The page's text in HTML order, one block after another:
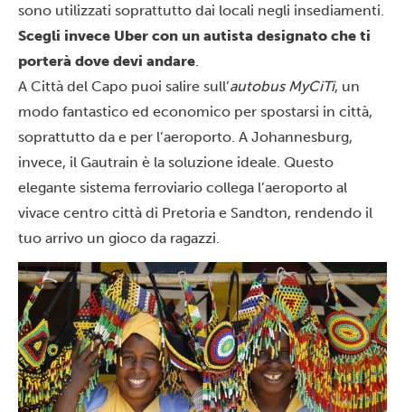
sono utilizzati soprattutto dai locali negli insediamenti.
Scegli invece Uber con un autista designato che ti
porterà dove devi andare.
A Città del Capo puoi salire sull’autobus MyCiTi, un
modo fantastico ed economico per spostarsi in città,
soprattutto da e per l’aeroporto. A Johannesburg,
invece, il Gautrain è la soluzione ideale. Questo
elegante sistema ferroviario collega l’aeroporto al
vivace centro città di Pretoria e Sandton, rendendo il
tuo arrivo un gioco da ragazzi.